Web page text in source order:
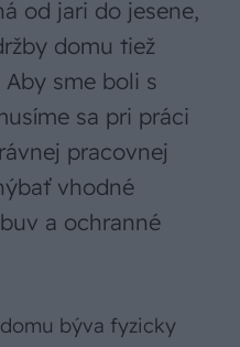
od jari do jesene,
domu tiež
sme boli s
sa pri práci
pracovnej
vhodné
a ochranné
býva fyzicky